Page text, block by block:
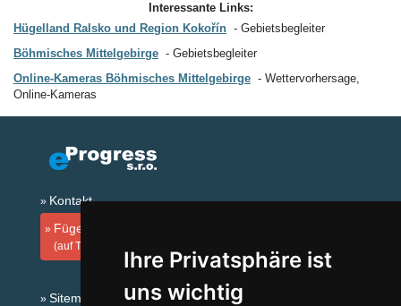
Ihre Privatsphäre ist
uns wichtig
Interessante Links:
Hügelland Ralsko und Region Kokořín
Gebietsbegleiter
Böhmisches Mittelgebirge
Gebietsbegleiter
Online-Kameras Böhmisches Mittelgebirge
Wettervorhersage,
Online-Kameras
Kontakt
Fügen Sie Ihre Unterkunft hinzu
(auf Tschechisch)
Sitemap